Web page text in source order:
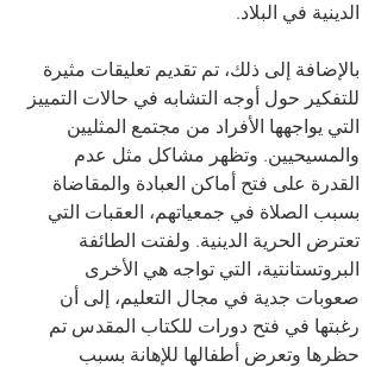
الدينية في البلاد.
بالإضافة إلى ذلك، تم تقديم تعليقات مثيرة
للتفكير حول أوجه التشابه في حالات التمييز
التي يواجهها الأفراد من مجتمع المثليين
والمسيحيين. وتظهر مشاكل مثل عدم
القدرة على فتح أماكن العبادة والمقاضاة
بسبب الصلاة في جمعياتهم، العقبات التي
تعترض الحرية الدينية. ولفتت الطائفة
البروتستانتية، التي تواجه هي الأخرى
صعوبات جدية في مجال التعليم، إلى أن
رغبتها في فتح دورات للكتاب المقدس تم
حظرها وتعرض أطفالها للإهانة بسبب